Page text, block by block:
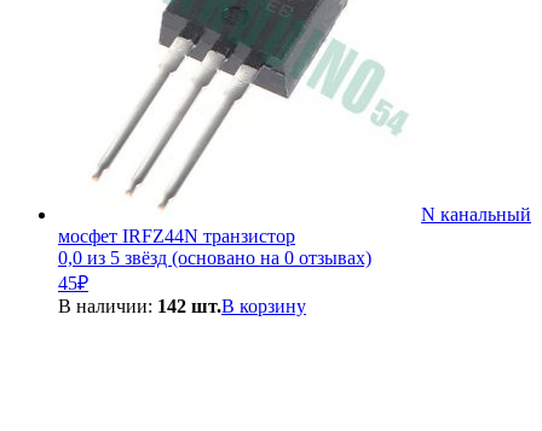
N канальный
мосфет IRFZ44N транзистор
0,0 из 5 звёзд (основано на 0 отзывах)
45₽
В наличии: 142 шт.В корзину